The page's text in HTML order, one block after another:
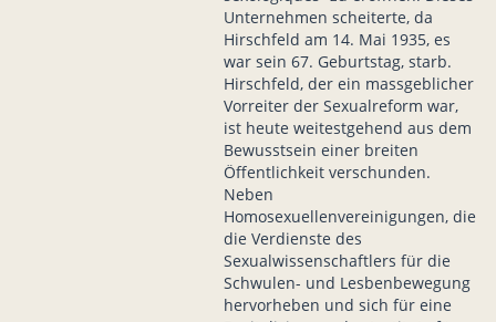
Unternehmen scheiterte, da
Hirschfeld am 14. Mai 1935, es
war sein 67. Geburtstag, starb.
Hirschfeld, der ein massgeblicher
Vorreiter der Sexualreform war,
ist heute weitestgehend aus dem
Bewusstsein einer breiten
Öffentlichkeit verschunden.
Neben
Homosexuellenvereinigungen, die
die Verdienste des
Sexualwissenschaftlers für die
Schwulen- und Lesbenbewegung
hervorheben und sich für eine